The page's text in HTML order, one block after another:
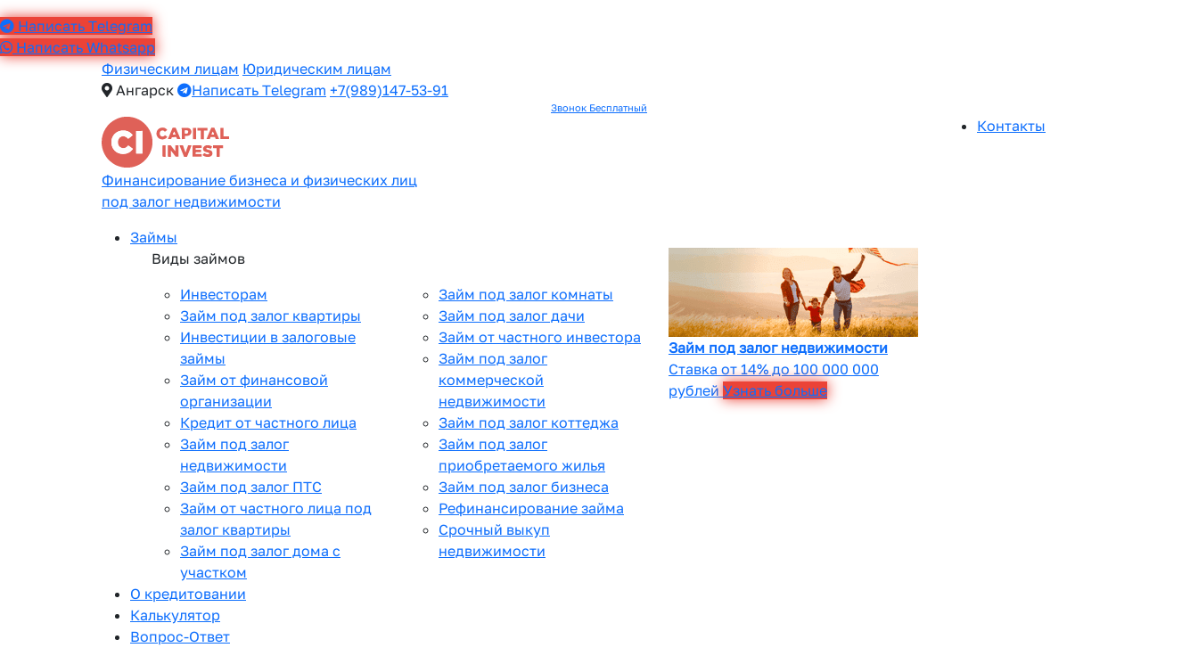
Написать Telegram
Написать Whatsapp
Физическим лицам Юридическим лицам
Ангарск
Написать Telegram +7(989)147-53-91
Звонок Бесплатный
Финансирование бизнеса и физических лиц
под залог недвижимости
Займы
Виды займов
Инвесторам
Займ под залог квартиры
Инвестиции в залоговые
займы
Займ от финансовой
организации
Кредит от частного лица
Займ под залог
недвижимости
Займ под залог ПТС
Займ от частного лица под
залог квартиры
Займ под залог дома с
участком
Займ под залог комнаты
Займ под залог дачи
Займ от частного инвестора
Займ под залог
коммерческой
недвижимости
Займ под залог коттеджа
Займ под залог
приобретаемого жилья
Займ под залог бизнеса
Рефинансирование займа
Срочный выкуп
недвижимости
Займ под залог недвижимости
Ставка от 14% до 100 000 000
рублей Узнать больше
О кредитовании
Калькулятор
Вопрос-Ответ
Контакты